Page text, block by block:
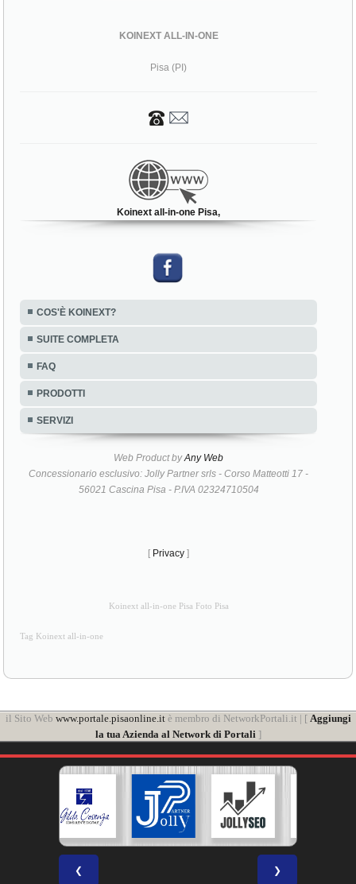
KOINEXT ALL-IN-ONE
Pisa (PI)
Koinext all-in-one Pisa,
COS'È KOINEXT?
SUITE COMPLETA
FAQ
PRODOTTI
SERVIZI
Web Product byAny Web
Concessionario esclusivo: Jolly Partner srls - Corso Matteotti 17 -
56021 Cascina Pisa - P.IVA 02324710504
[ Privacy ]
Koinext all-in-one Pisa Foto Pisa
Tag Koinext all-in-one
il Sito Web www.portale.pisaonline.itè membro di NetworkPortali.it | [ Aggiungi
la tua Azienda al Network di Portali ]
❮ ❯